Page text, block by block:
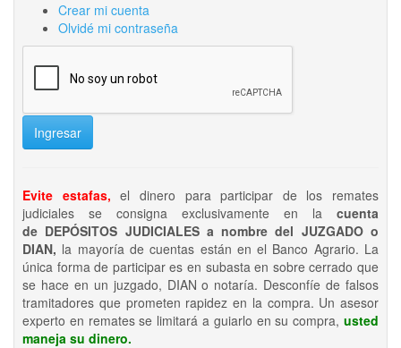
Crear mi cuenta
Olvidé mi contraseña
Ingresar
Evite estafas, el dinero para participar de los remates
judiciales se consigna exclusivamente en la cuenta
de DEPÓSITOS JUDICIALES a nombre del JUZGADO o
DIAN, la mayoría de cuentas están en el Banco Agrario. La
única forma de participar es en subasta en sobre cerrado que
se hace en un juzgado, DIAN o notaría. Desconfíe de falsos
tramitadores que prometen rapidez en la compra. Un asesor
experto en remates se limitará a guiarlo en su compra, usted
maneja su dinero.